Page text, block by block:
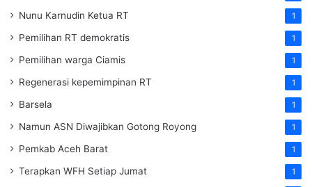
Nunu Karnudin Ketua RT 1
Pemilihan RT demokratis 1
Pemilihan warga Ciamis 1
Regenerasi kepemimpinan RT 1
Barsela 1
Namun ASN Diwajibkan Gotong Royong 1
Pemkab Aceh Barat 1
Terapkan WFH Setiap Jumat 1